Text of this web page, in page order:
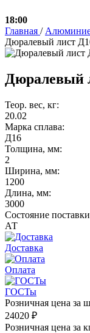
18:00
Главная /
Дюралевый лист
Дюралевый
Теор. вес, кг:
20.02
Марка сплава:
Д16
Толщина, мм:
2
Ширина, мм:
1200
Длина, мм:
3000
Состояние
АТ
Доставка
Оплата
ГОСТы
Розничная цена за
24020 ₽
Розничная цена за